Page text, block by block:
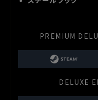
PREMIUM
DELUXE